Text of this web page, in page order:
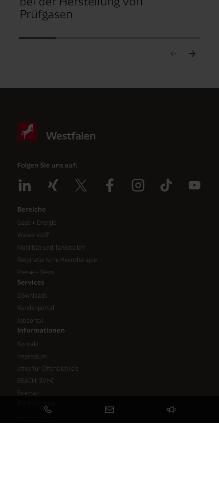
Prüfgasen
Folgen Sie uns auf:
Bereiche
Gase + Energie
Wasserstoff
Mobilität und Tankstellen
Respiratorische Heimtherapie
Presse + News
Services
Downloads
Kundenportal
Jobportal
Informationen
Kontakt
Impressum
Infos für Öffentlichkeit
REACH: SVHC
Sitemap